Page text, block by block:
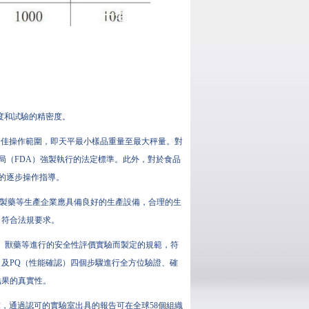
試驗的精密度。
操作範圍，即天平最小樣品重量至最大秤量。對
（FDA）強製執行的法定標準。此外，對於食品
步操作指導。
藥等生產企業應具備良好的生產設備，合理的生
合法規要求。
藥等進行的安全性評價實驗而製定的規範，符
PQ（性能確認）四個步驟進行全方位驗證、確
的真實性。
通過認可的實驗室出具的報告可在全球58個組織